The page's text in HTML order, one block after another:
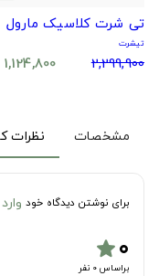
تی شرت کلاسیک مارول
تیشرت
2,299,900
1,124,800
مشخصات نظرات
برای نوشتن دیدگاه خود
۰star
براساس 0 نفر